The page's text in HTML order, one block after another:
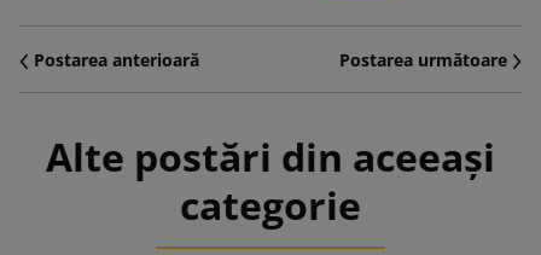
Postarea anterioară Postarea următoare
Alte postări din aceeași
categorie